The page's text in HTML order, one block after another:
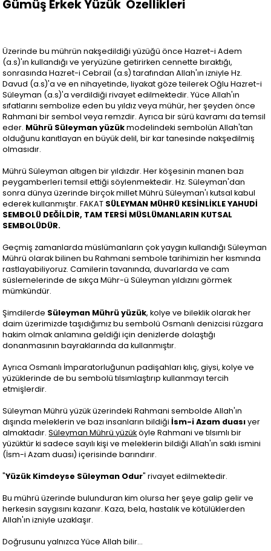
Gümüş Erkek Yüzük Özellikleri
Üzerinde bu mührün nakşedildiği yüzüğü önce Hazret-i Adem
(a.s)'ın kullandığı ve yeryüzüne getirirken cennette bıraktığı,
sonrasında Hazret-i Cebrail (a.s) tarafından Allah'ın izniyle Hz.
Davud (a.s)'a ve en nihayetinde, liyakat göze teilerek Oğlu Hazret-i
Süleyman (a.s)'a verdildiği rivayet edilmektedir. Yüce Allah'ın
sıfatlarını sembolize eden bu yıldız veya mühür, her şeyden önce
Rahmani bir sembol veya remzdir. Ayrıca bir sürü kavramı da temsil
eder. Mührü Süleyman yüzükmodelindeki sembolün Allah'tan
olduğunu kanıtlayan en büyük delil, bir kar tanesinde nakşedilmiş
olmasıdır.
Mührü Süleyman altıgen bir yıldızdır. Her köşesinin manen bazı
peygamberleri temsil ettiği söylenmektedir. Hz. Süleyman'dan
sonra dünya üzerinde birçok millet Mührü Süleyman'ı kutsal kabul
ederek kullanmıştır. FAKAT SÜLEYMAN MÜHRÜ KESİNLİKLE YAHUDİ
SEMBOLÜ DEĞİLDİR, TAM TERSİ MÜSLÜMANLARIN KUTSAL
SEMBOLÜDÜR.
Geçmiş zamanlarda müslümanların çok yaygın kullandığı Süleyman
Mührü olarak bilinen bu Rahmani sembole tarihimizin her kısmında
rastlayabiliyoruz. Camilerin tavanında, duvarlarda ve cam
süslemelerinde de sıkça Mühr-ü Süleyman yıldızını görmek
mümkündür.
Şimdilerde Süleyman Mührü yüzük, kolye ve bileklik olarak her
daim üzerimizde taşıdığımız bu sembolü Osmanlı denizcisi rüzgara
hakim olmak anlamına geldiği için denizlerde dolaştığı
donanmasının bayraklarında da kullanmıştır.
Ayrıca Osmanlı İmparatorluğunun padişahları kılıç, giysi, kolye ve
yüzüklerinde de bu sembolü tılsımlaştırıp kullanmayı tercih
etmişlerdir.
Süleyman Mührü yüzük üzerindeki Rahmani sembolde Allah'ın
dışında meleklerin ve bazı insanların bildiğiİsm-i Azam duasıyer
almaktadır.Süleyman Mührü yüzüköyle Rahmani ve tılsımlı bir
yüzüktür ki sadece sayılı kişi ve meleklerin bildiği Allah'ın saklı ismini
(İsm-i Azam duası) içerisinde barındırır.
"Yüzük Kimdeyse Süleyman Odur" rivayet edilmektedir.
Bu mührü üzerinde bulunduran kim olursa her şeye galip gelir ve
herkesin saygısını kazanır. Kaza, bela, hastalık ve kötülüklerden
Allah'ın izniyle uzaklaşır.
Doğrusunu yalnızca Yüce Allah bilir...